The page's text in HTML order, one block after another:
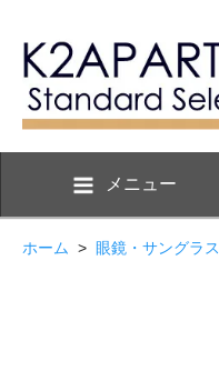
メニュー
ホーム > 眼鏡・サングラス